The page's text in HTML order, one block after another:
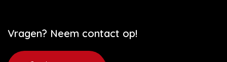
Vragen? Neem contact op!